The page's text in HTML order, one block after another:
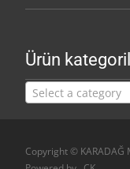
Ürün
Select a category
Copyright © KARADAĞ